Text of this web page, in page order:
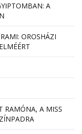
A
OROSHÁZI
RAMÓNA, A MISS